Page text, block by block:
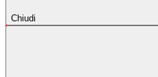
Chiudi